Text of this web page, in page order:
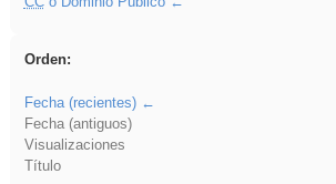
Orden:
Fecha (recientes)
Fecha (antiguos)
Visualizaciones
Título